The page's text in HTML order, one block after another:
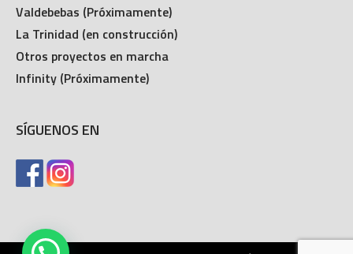
Valdebebas (Próximamente)
La Trinidad (en construcción)
Otros proyectos en marcha
Infinity (Próximamente)
SÍGUENOS EN